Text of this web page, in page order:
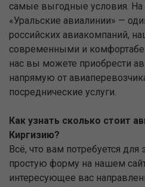
самые выгодные условия.
«Уральские авиалинии» —
российских авиакомпаний,
современными и
нас вы можете приобрести
напрямую от
посреднические услуги.
Как узнать сколько стоит
Киргизию?
Всё, что вам потребуется для
простую форму на нашем
интересующее вас